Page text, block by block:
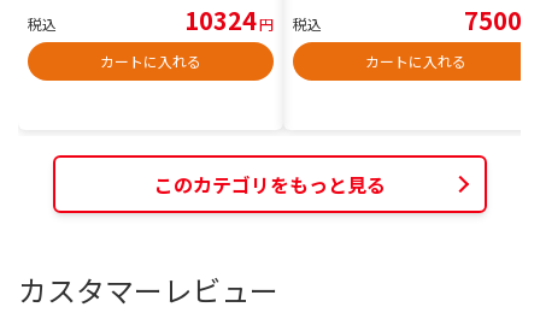
税込 10324円
カートに入れる
税込 7500
カートに入れる
このカテゴリをもっと見る
カスタマーレビュー